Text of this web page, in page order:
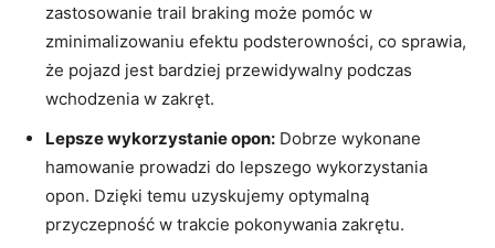
zastosowanie trail braking może pomóc w
zminimalizowaniu efektu podsterowności, co sprawia,
że pojazd jest bardziej przewidywalny podczas
wchodzenia w zakręt.
Lepsze wykorzystanie opon: Dobrze wykonane
hamowanie prowadzi do lepszego wykorzystania
opon. Dzięki temu uzyskujemy optymalną
przyczepność w trakcie pokonywania zakrętu.